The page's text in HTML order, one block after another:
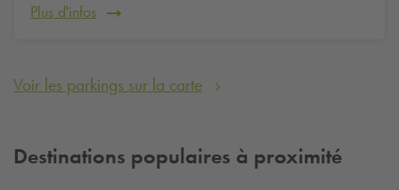
Plus d'infos
Voir les parkings sur la carte
Destinations populaires à proximité